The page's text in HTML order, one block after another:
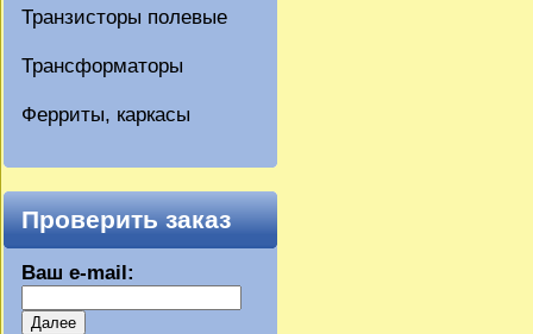
Транзисторы полевые
Трансформаторы
Ферриты, каркасы
Проверить заказ
Ваш e-mail:
Далее